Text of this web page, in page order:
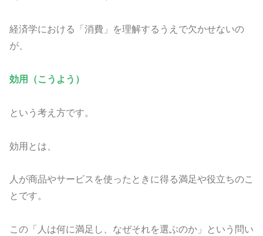
経済学における「消費」を理解するうえで欠かせないの
が、
効用（こうよう）
という考え方です。
効用とは、
人が商品やサービスを使ったときに得る満足や役立ちのこ
とです。
この「人は何に満足し、なぜそれを選ぶのか」という問い